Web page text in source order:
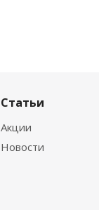
Статьи
Акции
Новости